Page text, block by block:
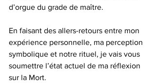
d’orgue du grade de maître.
En faisant des allers-retours entre mon
expérience personnelle, ma perception
symbolique et notre rituel, je vais vous
soumettre l’état actuel de ma réflexion
sur la Mort.